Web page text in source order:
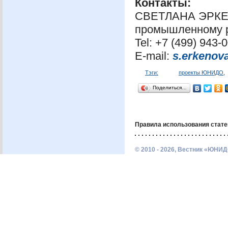
Контакты:
СВЕТЛАНА
промышленному
Tel: +7 (499) 943-
E-mail:
Тэги: проекты ЮНИДО,
Поделиться…
Правила использования
© 2010 - 2026, Вестник